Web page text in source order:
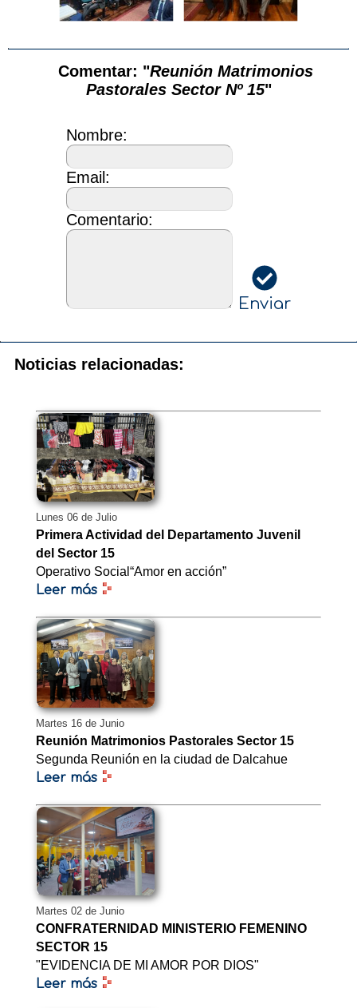
Comentar: "Reunión Matrimonios
Pastorales Sector Nº 15"
Nombre:
Email:
Comentario:
Enviar
Noticias relacionadas:
Lunes 06 de Julio
Primera Actividad del Departamento Juvenil
del Sector 15
Operativo Social“Amor en acción”
Leer más
Martes 16 de Junio
Reunión Matrimonios Pastorales Sector 15
Segunda Reunión en la ciudad de Dalcahue
Leer más
Martes 02 de Junio
CONFRATERNIDAD MINISTERIO FEMENINO
SECTOR 15
"EVIDENCIA DE MI AMOR POR DIOS"
Leer más